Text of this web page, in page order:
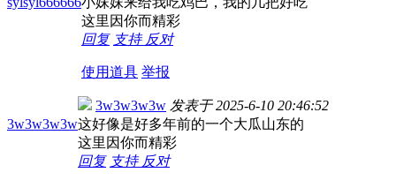
这里因你而精彩
回复 支持 反对
使用道具 举报
3w3w3w3w
3w3w3w3w 发表于2025-6-10 20:46:52
这好像是好多年前的一个大瓜山东的
这里因你而精彩
回复 支持 反对